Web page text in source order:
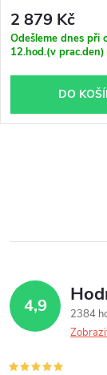
2 879 Kč
Odešleme dnes při
12.hod.(v prac.den)
DO
4,9
2384